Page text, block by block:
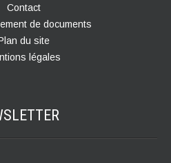
Contact
de documents
du site
légales